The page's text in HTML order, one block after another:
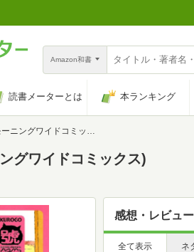
Amazon和書
読書メーターとは 本ランキング
ングワイドコミックス)
グワイドコミックス)
感想・レビュー
全て表示 ネ